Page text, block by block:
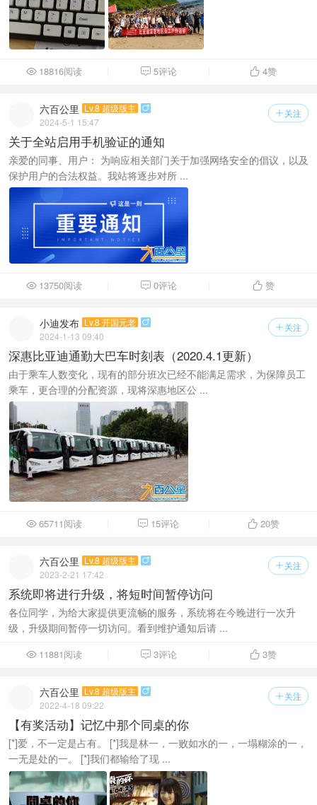
 18816阅读  5评论  4赞
 关注
六百公里 Lv.8 超级版主 
2024-5-1 15:47
关于全站启用手机验证的通知
亲爱的同事、用户： 为响应相关部门关于加强网络安全的倡议，以及
保护用户的合法权益。我站将逐步对所 ...
 13750阅读  0评论  赞
 关注
小迪发布 Lv.8 开国元老 
2024-1-13 09:40
深惠比亚迪通勤大巴车时刻表（2020.4.1更新）
由于乘车人数变化，现有的部分班次已经不能满足需求，为保障员工
乘车，更合理的分配资源，现将深惠地区公 ...
65711阅读  15评论  20赞
 关注
六百公里 Lv.8 超级版主 
2023-2-21 17:42
系统即将进行升级，将短时间暂停访问
各位同学，为给大家提供更流畅的服务，系统将在今晚进行一次升
级，升级期间暂停一切访问。看到维护通知后请 ...
 11881阅读  3评论  3赞
 关注
六百公里 Lv.8 超级版主 
2022-4-18 09:22
【有奖活动】记忆中那个同桌的你
[*]爱，不一定是占有。 [*]我是林一，一败如水的一，一塌糊涂的一，
一无是处的一。 [*]我们都输给了现 ...